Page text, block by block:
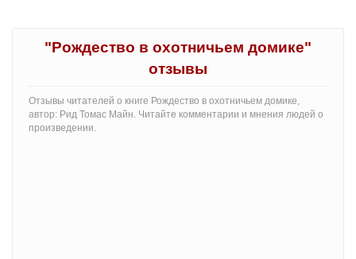
"Рождество в охотничьем домике"
отзывы
Отзывы читателей о книге Рождество в охотничьем домике,
автор: Рид Томас Майн. Читайте комментарии и мнения людей о
произведении.